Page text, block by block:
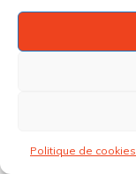
Politique de cookies